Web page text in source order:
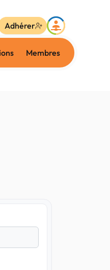
Membres
Adhérer